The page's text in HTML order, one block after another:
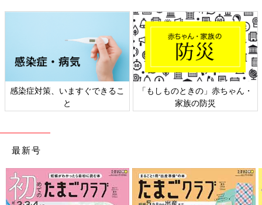
染症対策、いますぐできるこ
「もしものときの」赤ちゃん・
家族の防災
最新号